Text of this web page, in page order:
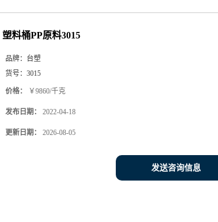
塑料桶PP原料3015
品牌： 台塑
货号： 3015
价格： ￥9860/千克
发布日期： 2022-04-18
更新日期： 2026-08-05
发送咨询信息